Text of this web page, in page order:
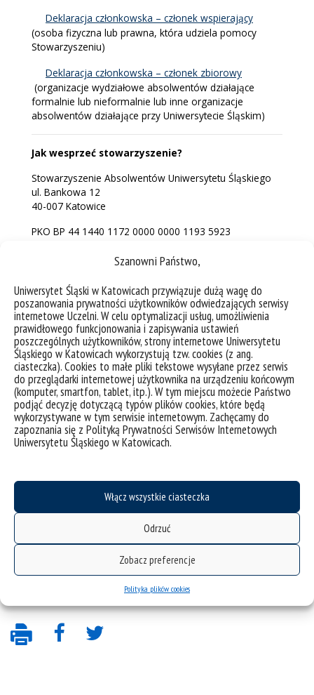
Szanowni Państwo,
Uniwersytet Śląski w Katowicach przywiązuje dużą wagę do
poszanowania prywatności użytkowników odwiedzających serwisy
internetowe Uczelni. W celu optymalizacji usług, umożliwienia
prawidłowego funkcjonowania i zapisywania ustawień
poszczególnych użytkowników, strony internetowe Uniwersytetu
Śląskiego w Katowicach wykorzystują tzw. cookies (z ang.
ciasteczka). Cookies to małe pliki tekstowe wysyłane przez serwis
do przeglądarki internetowej użytkownika na urządzeniu końcowym
(komputer, smartfon, tablet, itp.). W tym miejscu możecie Państwo
podjąć decyzję dotyczącą typów plików cookies, które będą
wykorzystywane w tym serwisie internetowym. Zachęcamy do
zapoznania się z Polityką Prywatności Serwisów Internetowych
Uniwersytetu Śląskiego w Katowicach.
Włącz wszystkie ciasteczka
Odrzuć
Zobacz preferencje
Polityka plików cookies
Deklaracja członkowska – członek wspierający
(osoba fizyczna lub prawna, która udziela pomocy
Stowarzyszeniu)
Deklaracja członkowska – członek zbiorowy
(organizacje wydziałowe absolwentów działające
formalnie lub nieformalnie lub inne organizacje
absolwentów działające przy Uniwersytecie Śląskim)
Jak wesprzeć stowarzyszenie?
Stowarzyszenie Absolwentów Uniwersytetu Śląskiego
ul. Bankowa 12
40-007 Katowice
PKO BP 44 1440 1172 0000 0000 1193 5923
Kontakt
STOWARZYSZENIE ABSOLWENTÓW
UNIWERSYTETU ŚLĄSKIEGO
BIURO KANDYDATA I ABSOLWENTA
ul. Bankowa 12, pok. 1.11 (I piętro), 40-007
Katowice
tel. 451 058 798
absolwent@us.edu.pl
KRS: 0000300702
e-mail:stowarzyszenieabsolwentow@us.edu.pl